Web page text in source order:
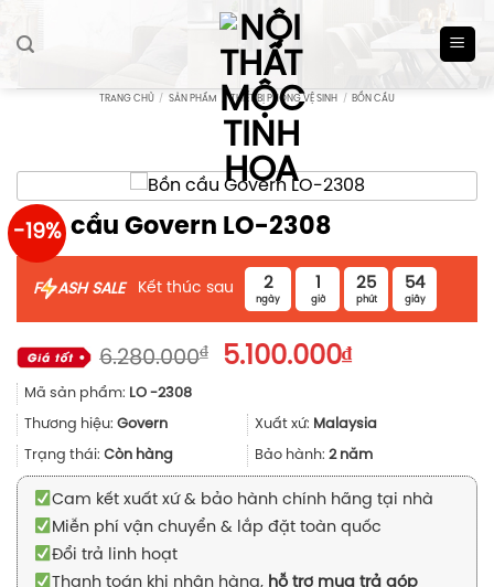
TRANG CHỦ / SẢN PHẨM THIẾT BỊ PHÒNG VỆ SINH / BỒN CẦU
-19%
Bồn cầu Govern LO-2308
F ASH SALE Kết thúc sau 2
ngày
1
giờ
25
phút
53
giây
6.280.000₫
Giá
6.280.000₫.
5.100.000₫Giá
là:
5.100.000₫.
Mã sản phẩm: LO -2308
Thương hiệu: Govern Xuất xứ: Malaysia
Trạng thái: Còn hàng Bảo hành: 2 năm
Cam kết xuất xứ & bảo hành chính hãng tại nhà
Miễn phí vận chuyển & lắp đặt toàn quốc
Đổi trả linh hoạt
Thanh toán khi nhận hàng, hỗ trợ mua trả góp